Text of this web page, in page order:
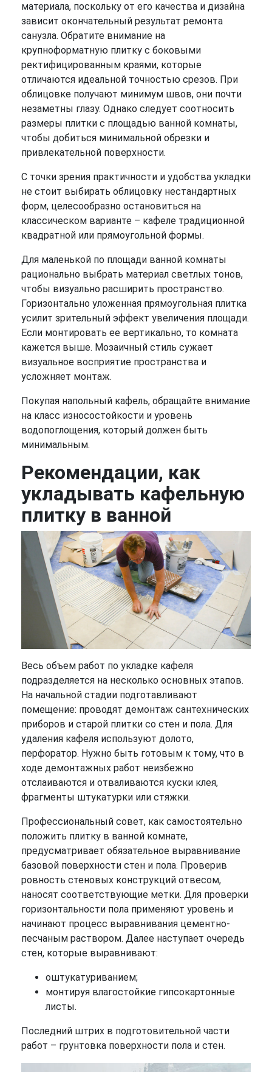
материала, поскольку от его качества и дизайна
зависит окончательный результат ремонта
санузла. Обратите внимание на
крупноформатную плитку с боковыми
ректифицированным краями, которые
отличаются идеальной точностью срезов. При
облицовке получают минимум швов, они почти
незаметны глазу. Однако следует соотносить
размеры плитки с площадью ванной комнаты,
чтобы добиться минимальной обрезки и
привлекательной поверхности.
С точки зрения практичности и удобства укладки
не стоит выбирать облицовку нестандартных
форм, целесообразно остановиться на
классическом варианте – кафеле традиционной
квадратной или прямоугольной формы.
Для маленькой по площади ванной комнаты
рационально выбрать материал светлых тонов,
чтобы визуально расширить пространство.
Горизонтально уложенная прямоугольная плитка
усилит зрительный эффект увеличения площади.
Если монтировать ее вертикально, то комната
кажется выше. Мозаичный стиль сужает
визуальное восприятие пространства и
усложняет монтаж.
Покупая напольный кафель, обращайте внимание
на класс износостойкости и уровень
водопоглощения, который должен быть
минимальным.
Рекомендации, как
укладывать кафельную
плитку в ванной
Весь объем работ по укладке кафеля
подразделяется на несколько основных этапов.
На начальной стадии подготавливают
помещение: проводят демонтаж сантехнических
приборов и старой плитки со стен и пола. Для
удаления кафеля используют долото,
перфоратор. Нужно быть готовым к тому, что в
ходе демонтажных работ неизбежно
отслаиваются и отваливаются куски клея,
фрагменты штукатурки или стяжки.
Профессиональный совет, как самостоятельно
положить плитку в ванной комнате,
предусматривает обязательное выравнивание
базовой поверхности стен и пола. Проверив
ровность стеновых конструкций отвесом,
наносят соответствующие метки. Для проверки
горизонтальности пола применяют уровень и
начинают процесс выравнивания цементно-
песчаным раствором. Далее наступает очередь
стен, которые выравнивают:
оштукатуриванием;
монтируя влагостойкие гипсокартонные
листы.
Последний штрих в подготовительной части
работ – грунтовка поверхности пола и стен.